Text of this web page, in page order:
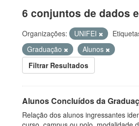
6 conjuntos de dados
Organizações: UNIFEI
Graduação
Alunos
Filtrar Resultados
Alunos Concluídos da
Relação dos alunos ingressantes